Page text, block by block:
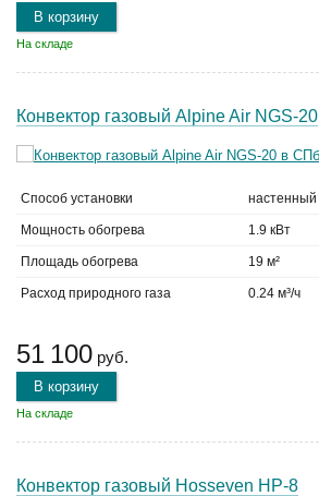
В корзину
На складе
Конвектор газовый Alpine Air NGS-20
Способ установки настенный
Мощность обогрева 1.9 кВт
Площадь обогрева 19 м²
Расход природного газа 0.24 м³/ч
51 100 руб.
В корзину
На складе
Конвектор газовый Hosseven HP-8